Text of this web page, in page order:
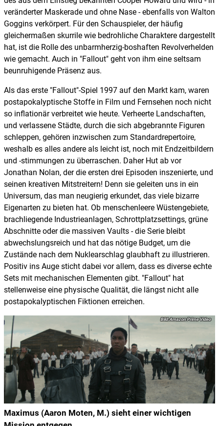
veränderter Maskerade und ohne Nase - ebenfalls von Walton
Goggins verkörpert. Für den Schauspieler, der häufig
gleichermaßen skurrile wie bedrohliche Charaktere dargestellt
hat, ist die Rolle des unbarmherzig-boshaften Revolverhelden
wie gemacht. Auch in "Fallout" geht von ihm eine seltsam
beunruhigende Präsenz aus.
Als das erste "Fallout"-Spiel 1997 auf den Markt kam, waren
postapokalyptische Stoffe in Film und Fernsehen noch nicht
so inflationär verbreitet wie heute. Verheerte Landschaften,
und verlassene Städte, durch die sich abgebrannte Figuren
schleppen, gehören inzwischen zum Standardrepertoire,
weshalb es alles andere als leicht ist, noch mit Endzeitbildern
und -stimmungen zu überraschen. Daher Hut ab vor
Jonathan Nolan, der die ersten drei Episoden inszenierte, und
seinen kreativen Mitstreitern! Denn sie geleiten uns in ein
Universum, das man neugierig erkundet, das viele bizarre
Eigenarten zu bieten hat. Ob menschenleere Wüstengebiete,
brachliegende Industrieanlagen, Schrottplatzsettings, grüne
Abschnitte oder die massiven Vaults - die Serie bleibt
abwechslungsreich und hat das nötige Budget, um die
Zustände nach dem Nuklearschlag glaubhaft zu illustrieren.
Positiv ins Auge sticht dabei vor allem, dass es diverse echte
Sets mit mechanischen Elementen gibt. "Fallout" hat
stellenweise eine physische Qualität, die längst nicht alle
postapokalyptischen Fiktionen erreichen.
Maximus (Aaron Moten, M.) sieht einer wichtigen
Amazon Prime Video